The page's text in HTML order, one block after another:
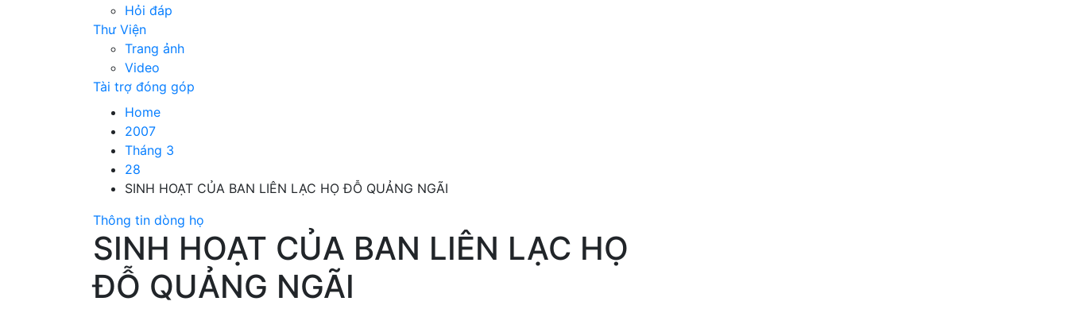
Hỏi đáp
Thư Viện
Trang ảnh
Video
Tài trợ đóng góp
Home
2007
Tháng 3
28
SINH HOẠT CỦA BAN LIÊN LẠC HỌ ĐỖ QUẢNG NGÃI
Thông tin dòng họ
SINH HOẠT CỦA BAN LIÊN LẠC HỌ
ĐỖ QUẢNG NGÃI